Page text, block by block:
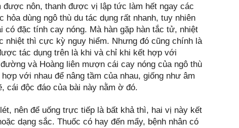
nôn, thanh được vị lập tức làm hết ngay các
dùng ngô thù du tác dụng rất nhanh, tuy nhiên
có đặc tính cay nóng. Mà hàn gặp hàn tắc tử, nhiệt
nhiệt thì cực kỳ nguy hiểm. Nhưng đó cũng chính là
tác dụng trên là khi và chỉ khi kết hợp với
và Hoàng liên mượn cái cay nóng của ngô thù
với nhau để nâng tầm của nhau, giống như âm
cái độc đáo của bài này nằm ờ đó.
nên để uống trực tiếp là bất khả thì, hai vị này kết
dạng sắc. Thuốc có hay đến mẩy, bệnh nhân có